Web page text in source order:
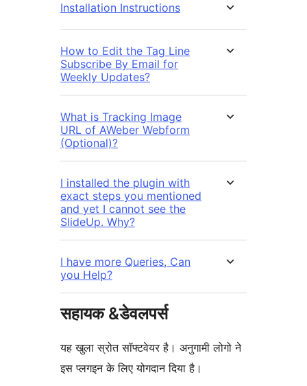
Installation Instructions
How to Edit the Tag Line
Subscribe By Email for
Weekly Updates?
What is Tracking Image
URL of AWeber Webform
(Optional)?
I installed the plugin with
exact steps you mentioned
and yet I cannot see the
SlideUp. Why?
I have more Queries, Can
you Help?
सहायक &डेवलपर्स
यह खुला स्रोत सॉफ्टवेयर है। अनुगामी लोगो ने
इस प्लगइन के लिए योगदान दिया है।